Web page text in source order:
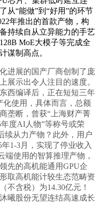
从“能做”到“好用”的环节
年推出的首款产物，构
持续自从立异能力的手艺
MoE大模子等完成全
谋制高点。
展的国产厂商创制了庞
展示出令人注目的速度。
西编译后，正在短短三年
化使用，具体而言，总额
垄断，曾获“上海财产菁
度AI人物”等称号或荣
续从力产物？此外，用户
1-3月，实现了停业收入
端使用的智算推理产物，
先的高机能通用GPU企
取高机能计较生态范畴资
不含税）为14.30亿元！
曦股份无望连结高速成长